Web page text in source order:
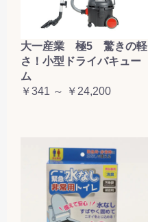
大一産業 極5 驚きの軽
さ！小型ドライバキュー
ム
￥341 ～ ￥24,200